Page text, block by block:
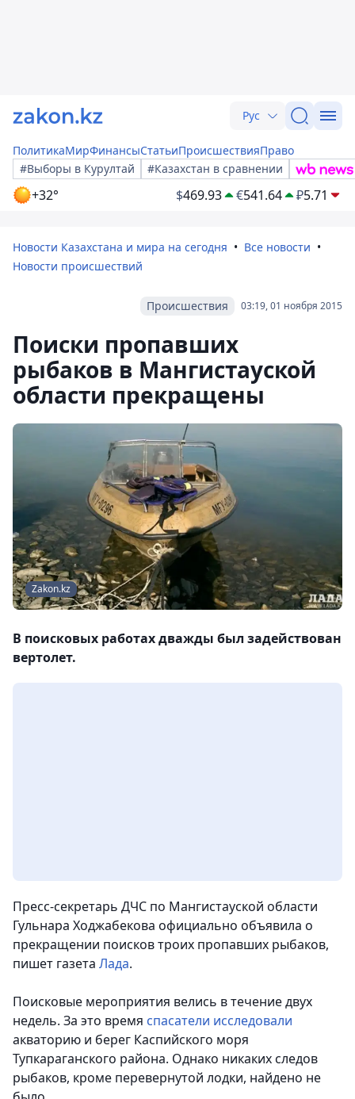
Рус
ПолитикаМирФинансыСтатьиПроисшествияПраво
#Выборы в Курултай
#Казахстан в сравнении
+32° $469.93 €541.64 ₽5.71
Новости Казахстана и мира на сегодня
Все новости
Новости происшествий
03:19, 01 ноября 2015
Происшествия
Поиски пропавших
рыбаков в Мангистауской
области прекращены
Zakon.kz
В поисковых работах дважды был задействован
вертолет.
Пресс-секретарь ДЧС по Мангистауской области
Гульнара Ходжабекова официально объявила о
прекращении поисков троих пропавших рыбаков,
пишет газета Лада.
Поисковые мероприятия велись в течение двух
недель. За это время спасатели исследовали
акваторию и берег Каспийского моря
Тупкараганского района. Однако никаких следов
рыбаков, кроме перевернутой лодки, найдено не